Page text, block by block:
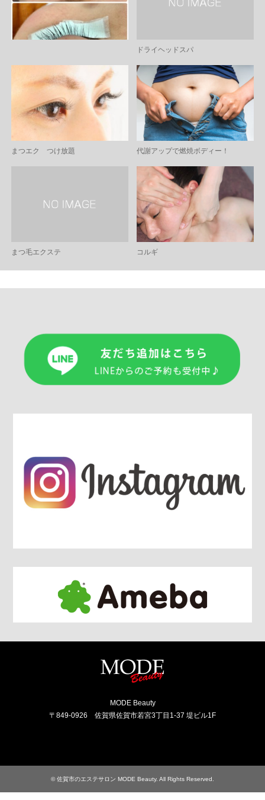
ドライヘッドスパ
まつエク つけ放題 代謝アップで燃焼ボディー！
まつ毛エクステ コルギ
MODE Beauty
〒849-0926 佐賀県佐賀市若宮3丁目1-37 堤ビル1F
©佐賀市のエステサロン MODE Beauty. All Rights Reserved.